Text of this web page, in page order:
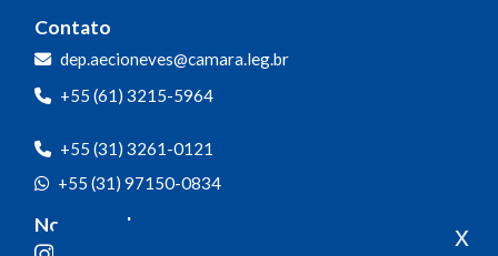
Contato
dep.aecioneves@camara.leg.br
+55 (61) 3215-5964
+55 (31) 3261-0121
+55 (31) 97150-0834
Nossas redes
Olá! Seja bem-vindo(a).
com o gabinete do Deputado Aécio
Neves.
para nós!
x